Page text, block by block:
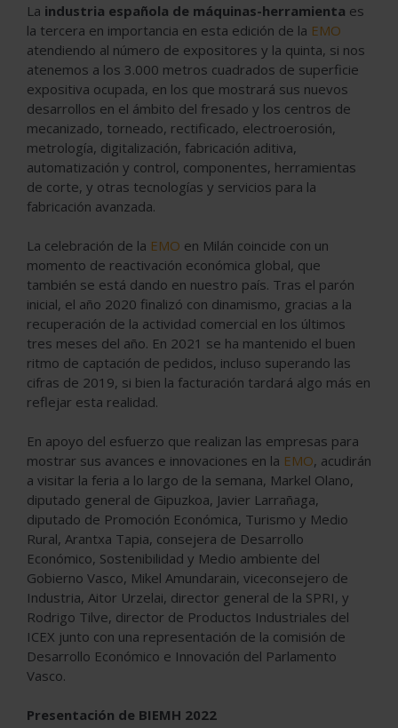
La industria española de máquinas-herramienta es
la tercera en importancia en esta edición de la EMO
atendiendo al número de expositores y la quinta, si nos
atenemos a los 3.000 metros cuadrados de superficie
expositiva ocupada, en los que mostrará sus nuevos
desarrollos en el ámbito del fresado y los centros de
mecanizado, torneado, rectificado, electroerosión,
metrología, digitalización, fabricación aditiva,
automatización y control, componentes, herramientas
de corte, y otras tecnologías y servicios para la
fabricación avanzada.
La celebración de la EMO en Milán coincide con un
momento de reactivación económica global, que
también se está dando en nuestro país. Tras el parón
inicial, el año 2020 finalizó con dinamismo, gracias a la
recuperación de la actividad comercial en los últimos
tres meses del año. En 2021 se ha mantenido el buen
ritmo de captación de pedidos, incluso superando las
cifras de 2019, si bien la facturación tardará algo más en
reflejar esta realidad.
En apoyo del esfuerzo que realizan las empresas para
mostrar sus avances e innovaciones en la EMO, acudirán
a visitar la feria a lo largo de la semana, Markel Olano,
diputado general de Gipuzkoa, Javier Larrañaga,
diputado de Promoción Económica, Turismo y Medio
Rural, Arantxa Tapia, consejera de Desarrollo
Económico, Sostenibilidad y Medio ambiente del
Gobierno Vasco, Mikel Amundarain, viceconsejero de
Industria, Aitor Urzelai, director general de la SPRI, y
Rodrigo Tilve, director de Productos Industriales del
ICEX junto con una representación de la comisión de
Desarrollo Económico e Innovación del Parlamento
Vasco.
Presentación de BIEMH 2022